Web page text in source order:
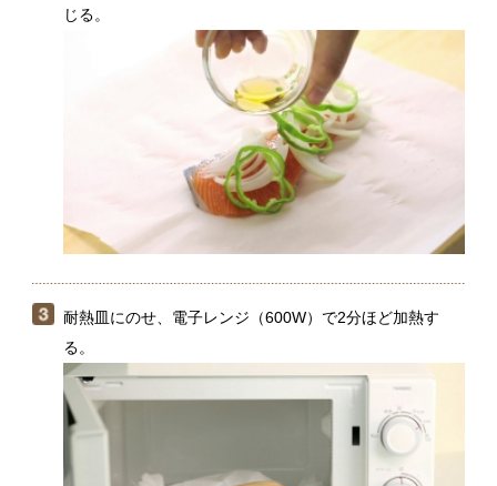
耐熱皿にのせ、電子レンジ（600W）で2分ほど加熱す